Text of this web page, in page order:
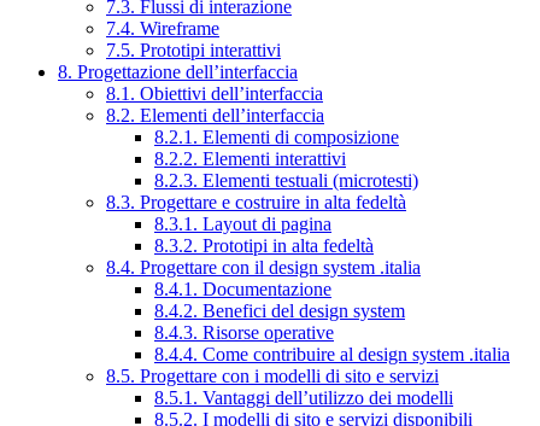
7.3. Flussi di interazione
7.4. Wireframe
7.5. Prototipi interattivi
8. Progettazione dell’interfaccia
8.1. Obiettivi dell’interfaccia
8.2. Elementi dell’interfaccia
8.2.1. Elementi di composizione
8.2.2. Elementi interattivi
8.2.3. Elementi testuali (microtesti)
8.3. Progettare e costruire in alta fedeltà
8.3.1. Layout di pagina
8.3.2. Prototipi in alta fedeltà
8.4. Progettare con il design system .italia
8.4.1. Documentazione
8.4.2. Benefici del design system
8.4.3. Risorse operative
8.4.4. Come contribuire al design system .italia
8.5. Progettare con i modelli di sito e servizi
8.5.1. Vantaggi dell’utilizzo dei modelli
8.5.2. I modelli di sito e servizi disponibili